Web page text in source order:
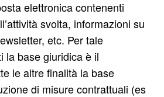
elettronica contenenti
svolta, informazioni su
etc. Per tale
la base giuridica è il
le altre finalità la base
di misure contrattuali (es